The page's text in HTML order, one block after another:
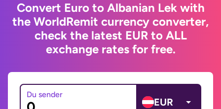
Convert Euro to Albanian Lek with
the WorldRemit currency converter,
check the latest EUR to ALL
exchange rates for free.
Du sender
EUR